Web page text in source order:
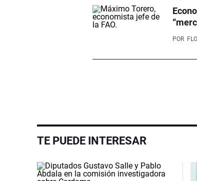
POR
TE PUEDE INTERESAR